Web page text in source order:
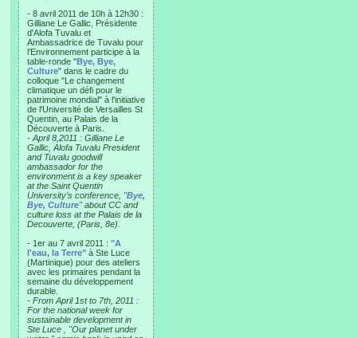
- 8 avril 2011 de 10h à 12h30 :
Gilliane Le Gallic, Présidente
d'Alofa Tuvalu et
Ambassadrice de Tuvalu pour
l'Environnement participe à la
table-ronde "Bye, Bye,
Culture" dans le cadre du
colloque "Le changement
climatique un défi pour le
patrimoine mondial" à l'initiative
de l'Université de Versailles St
Quentin, au Palais de la
Découverte à Paris.
- April 8,2011 : Gilliane Le
Gallic, Alofa Tuvalu President
and Tuvalu goodwill
ambassador for the
environment is a key speaker
at the Saint Quentin
University’s conference, "Bye,
Bye, Culture" about CC and
culture loss at the Palais de la
Decouverte, (Paris, 8e).
- 1er au 7 avril 2011 : "A
l'eau, la Terre" à Ste Luce
(Martinique) pour des ateliers
avec les primaires pendant la
semaine du développement
durable.
- From April 1st to 7th, 2011 :
For the national week for
sustainable development in
Ste Luce , "Our planet under